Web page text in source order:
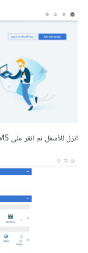
انزل للأسفل ثم انقر على Portals/CMS.